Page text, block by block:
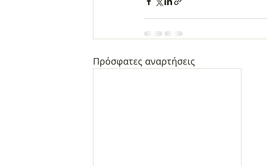
Πρόσφατες αναρτήσεις